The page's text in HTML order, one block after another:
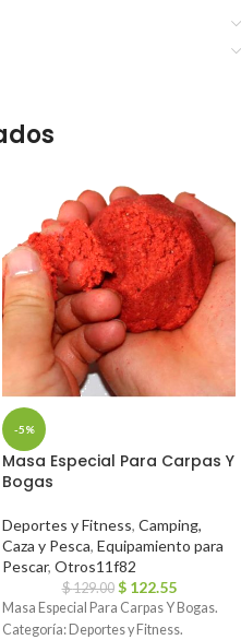
-5%
Masa Especial Para Carpas Y
Bogas
Deportes y Fitness, Camping,
Caza y Pesca, Equipamiento para
Pescar, Otros11f82
$129.00 $ 122.55
Masa Especial Para Carpas Y Bogas.
Categoría: Deportes y Fitness.